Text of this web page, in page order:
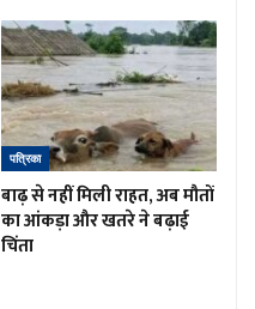
पत्रिका
बाढ़ से नहीं मिली राहत, अब मौतों
का आंकड़ा और खतरे ने बढ़ाई
चिंता